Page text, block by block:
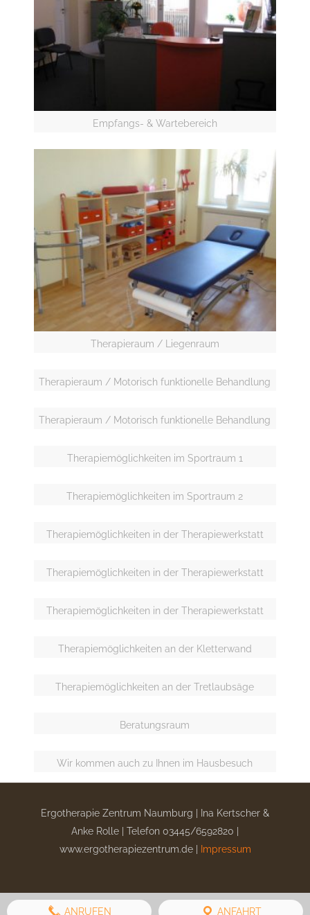
Empfangs- & Wartebereich
Therapieraum / Liegenraum
Therapieraum / Motorisch funktionelle Behandlung
Therapieraum / Motorisch funktionelle Behandlung
Therapiemöglichkeiten im Sportraum 1
Therapiemöglichkeiten im Sportraum 2
Therapiemöglichkeiten in der Therapiewerkstatt
Therapiemöglichkeiten in der Therapiewerkstatt
Therapiemöglichkeiten in der Therapiewerkstatt
Therapiemöglichkeiten an der Kletterwand
Therapiemöglichkeiten an der Tretlaubsäge
Beratungsraum
Wir kommen auch zu Ihnen im Hausbesuch
Ergotherapie Zentrum Naumburg | Ina Kertscher &
Anke Rolle | Telefon 03445/6592820 |
www.ergotherapiezentrum.de |
Impressum
ANRUFEN ANFAHRT